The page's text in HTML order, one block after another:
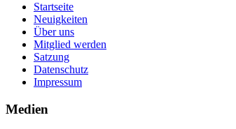
Startseite
Neuigkeiten
Über uns
Mitglied werden
Satzung
Datenschutz
Impressum
Medien